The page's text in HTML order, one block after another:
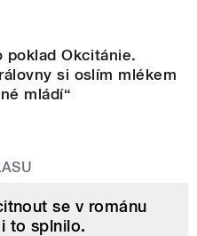
poklad Okcitánie.
si oslím mlékem
mládí“
se v románu
to splnilo.